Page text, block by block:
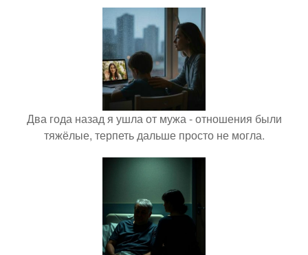
Два года назад я ушла от мужа - отношения были
тяжёлые, терпеть дальше просто не могла.